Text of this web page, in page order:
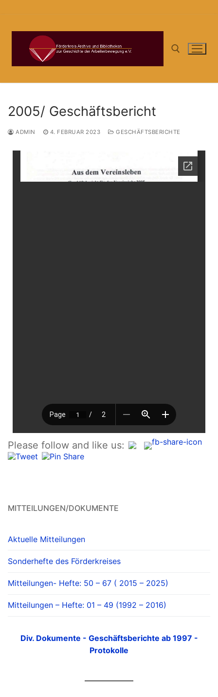
Inhalt
springen
2005/ Geschäftsbericht
ADMIN 4. FEBRUAR 2023 GESCHÄFTSBERICHTE
Please follow and like us:
MITTEILUNGEN/DOKUMENTE
Aktuelle Mitteilungen
Sonderhefte des Förderkreises
Mitteilungen- Hefte: 50 – 67 ( 2015 – 2025)
Mitteilungen – Hefte: 01 – 49 (1992 – 2016)
Div. Dokumente - Geschäftsberichte ab 1997 -
Protokolle